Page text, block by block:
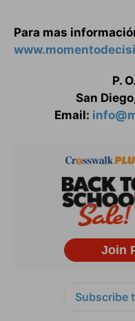
Para mas
P.
San
Email:
Subscribe